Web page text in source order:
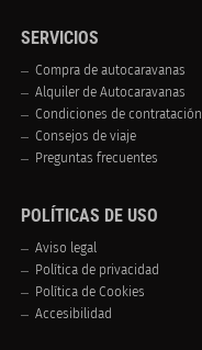
SERVICIOS
Compra de autocaravanas
Alquiler de Autocaravanas
Condiciones de contratación
Consejos de viaje
Preguntas frecuentes
POLÍTICAS DE USO
Aviso legal
Política de privacidad
Política de Cookies
Accesibilidad